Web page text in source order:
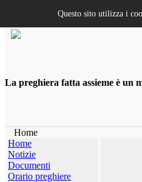
La preghiera fatta assieme è un
Home
Home
Notizie
Documenti
Orario preghiere
Questo sito utilizza i